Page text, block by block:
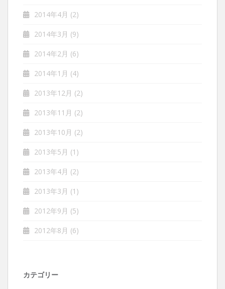
2014年4月 (2)
2014年3月 (9)
2014年2月 (6)
2014年1月 (4)
2013年12月 (2)
2013年11月 (2)
2013年10月 (2)
2013年5月 (1)
2013年4月 (2)
2013年3月 (1)
2012年9月 (5)
2012年8月 (6)
カテゴリー